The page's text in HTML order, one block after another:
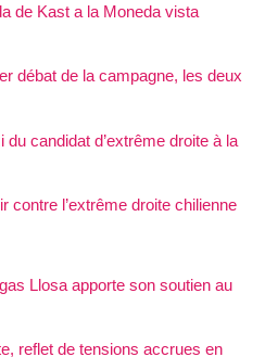
de Kast a la Moneda vista
débat de la campagne, les deux
du candidat d’extrême droite à la
contre l’extrême droite chilienne
Llosa apporte son soutien au
reflet de tensions accrues en